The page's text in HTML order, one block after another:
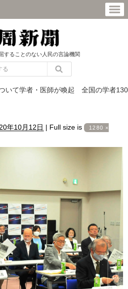
することのない人民の言論機関
いて学者・医師が喚起 全国の学者130
年10月12日 | Full size is 1280 ×